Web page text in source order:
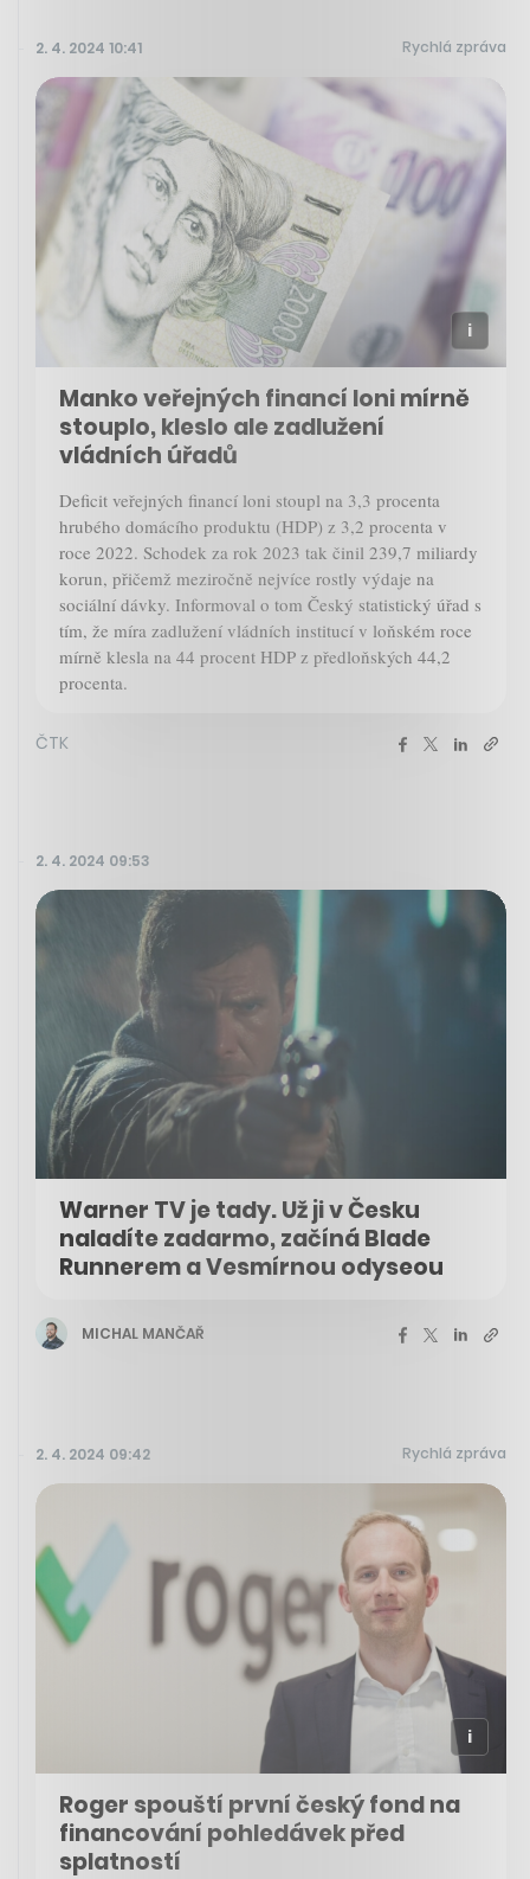
2. 4. 2024 10:41 Rychlá zpráva
Manko veřejných financí loni mírně
stouplo, kleslo ale zadlužení
vládních úřadů
Deficit veřejných financí loni stoupl na 3,3 procenta
hrubého domácího produktu (HDP) z 3,2 procenta v
roce 2022. Schodek za rok 2023 tak činil 239,7 miliardy
korun, přičemž meziročně nejvíce rostly výdaje na
sociální dávky. Informoval o tom Český statistický úřad s
tím, že míra zadlužení vládních institucí v loňském roce
mírně klesla na 44 procent HDP z předloňských 44,2
procenta.
ČTK
2. 4. 2024 09:53
Warner TV je tady. Už ji v Česku
naladíte zadarmo, začíná Blade
Runnerem a Vesmírnou odyseou
MICHAL MANČAŘ
2. 4. 2024 09:42 Rychlá zpráva
Roger spouští první český fond na
financování pohledávek před
splatností